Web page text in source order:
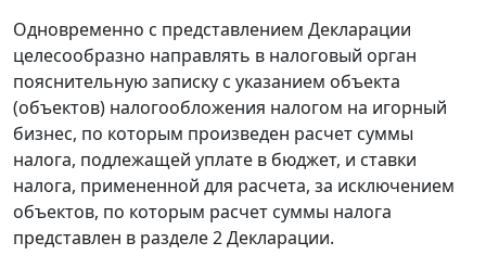
Одновременно с представлением Декларации
целесообразно направлять в налоговый орган
пояснительную записку с указанием объекта
(объектов) налогообложения налогом на игорный
бизнес, по которым произведен расчет суммы
налога, подлежащей уплате в бюджет, и ставки
налога, примененной для расчета, за исключением
объектов, по которым расчет суммы налога
представлен в разделе 2 Декларации.